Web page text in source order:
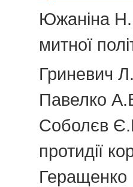
Южаніна
митної
Гриневич
Павелко
Соболєв
протидії
Геращенко